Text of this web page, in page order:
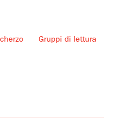
Gruppi di lettura